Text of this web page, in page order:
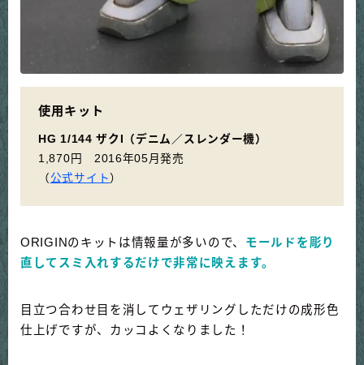
使用キット
HG 1/144 ザクI（デニム／スレンダー機）
1,870円 2016年05月発売
（ 公式サイト ）
ORIGINのキットは情報量が多いので、 モールドを彫り
直してスミ入れするだけで非常に映えます。
目立つ合わせ目を消してウェザリングしただけの成形色
仕上げですが、カッコよくなりました！